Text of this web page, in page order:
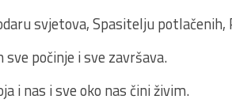
svjetova, Spasitelju
počinje i sve završava.
i nas i sve oko nas čini živim.